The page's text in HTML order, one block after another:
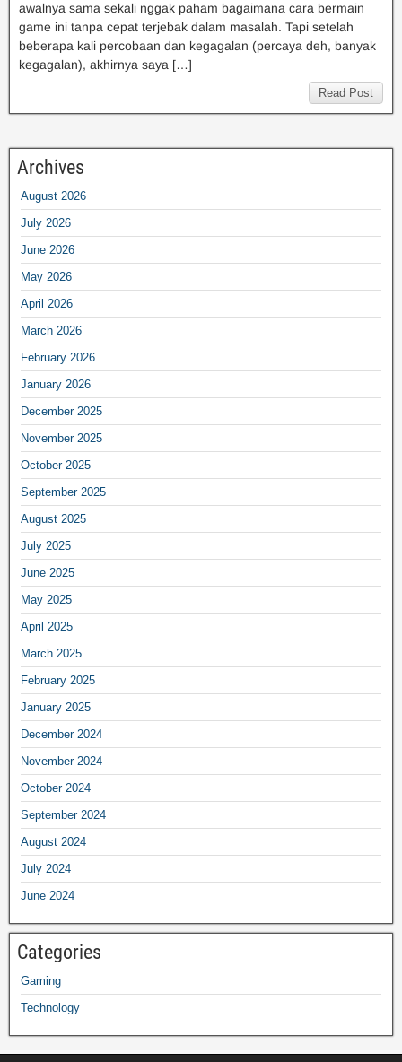
awalnya sama sekali nggak paham bagaimana cara bermain
game ini tanpa cepat terjebak dalam masalah. Tapi setelah
beberapa kali percobaan dan kegagalan (percaya deh, banyak
kegagalan), akhirnya saya […]
Read Post
Archives
August 2026
July 2026
June 2026
May 2026
April 2026
March 2026
February 2026
January 2026
December 2025
November 2025
October 2025
September 2025
August 2025
July 2025
June 2025
May 2025
April 2025
March 2025
February 2025
January 2025
December 2024
November 2024
October 2024
September 2024
August 2024
July 2024
June 2024
Categories
Gaming
Technology